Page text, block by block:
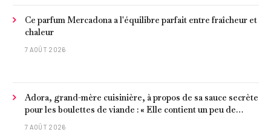
Ce parfum Mercadona a l'équilibre parfait entre fraîcheur et
chaleur
7 AOÛT 2026
Adora, grand-mère cuisinière, à propos de sa sauce secrète
pour les boulettes de viande : « Elle contient un peu de
curcuma, du poivre, une poignée d'amandes et des tomates
7 AOÛT 2026